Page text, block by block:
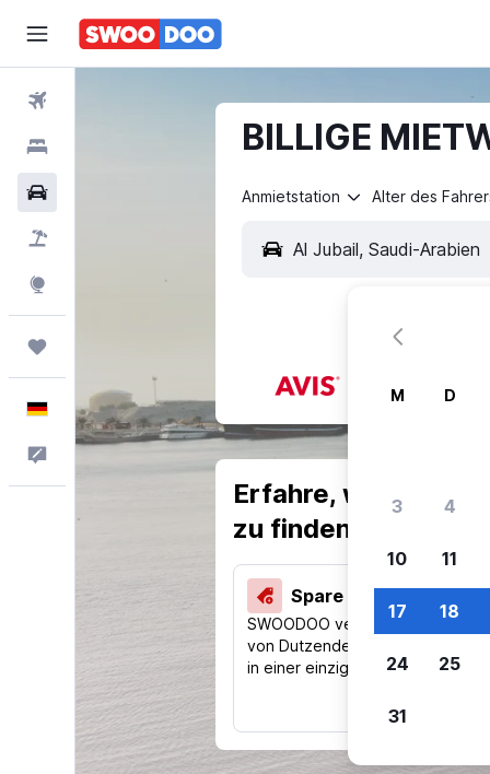
Deutsch
BILLIGE
Anmietstation Alter des
Erfahre, warum
zu finden.
Spare 40 % und mehr
SWOODOO vergleicht Preise
von Dutzenden Reise-Websites
in einer einzigen Suche.
M D
3 4
10 11
17 18
24 25
31